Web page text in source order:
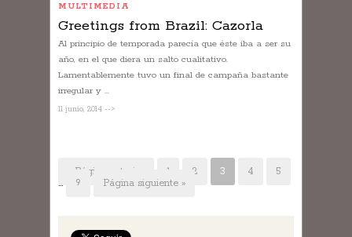
MULTIMEDIA
Greetings from Brazil: Cazorla
Al principio de temporada parecía que éste iba a ser su
año, en el que diera un salto cualitativo.
Lamentablemente tuvo un final de campaña bastante
irregular y ...
11 junio, 2014 -->
« Página anterior 1 2 3 4
5
…
9 Página siguiente »